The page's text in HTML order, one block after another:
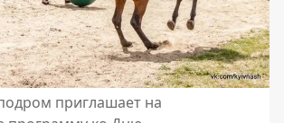
приглашает на